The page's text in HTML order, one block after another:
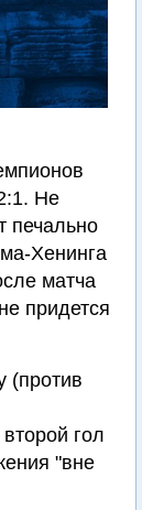
Не
печально
Хенинга
матча
придется
(против
гол
"вне